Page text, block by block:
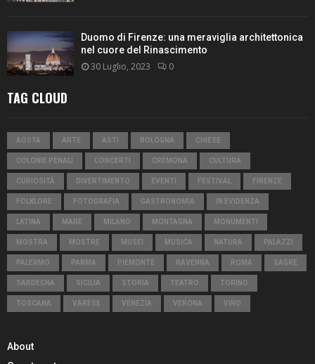
Duomo di Firenze: una meraviglia architettonica
nel cuore del Rinascimento
30 Luglio, 2023 0
TAG CLOUD
AOSTA ARTE ASTI BOLOGNA CHIESE
COLONIE PENALI CONCERTI CREMONA CULTURA
CURIOSITÀ DIVERTIMENTO EVENTI FESTIVAL FIRENZE
FOLKLORE FOTOGRAFIA GASTRONOMIA IN EVIDENZA
LATINA MARE MILANO MONTAGNA MONUMENTI
MOSTRA MOSTRE MUSEI MUSICA NATURA PALAZZI
PALERMO PARMA PIEMONTE RAVENNA ROMA SAGRE
SARDEGNA SICILIA STORIA TEATRO TORINO
TOSCANA VARESE VENEZIA VERONA VINO
About